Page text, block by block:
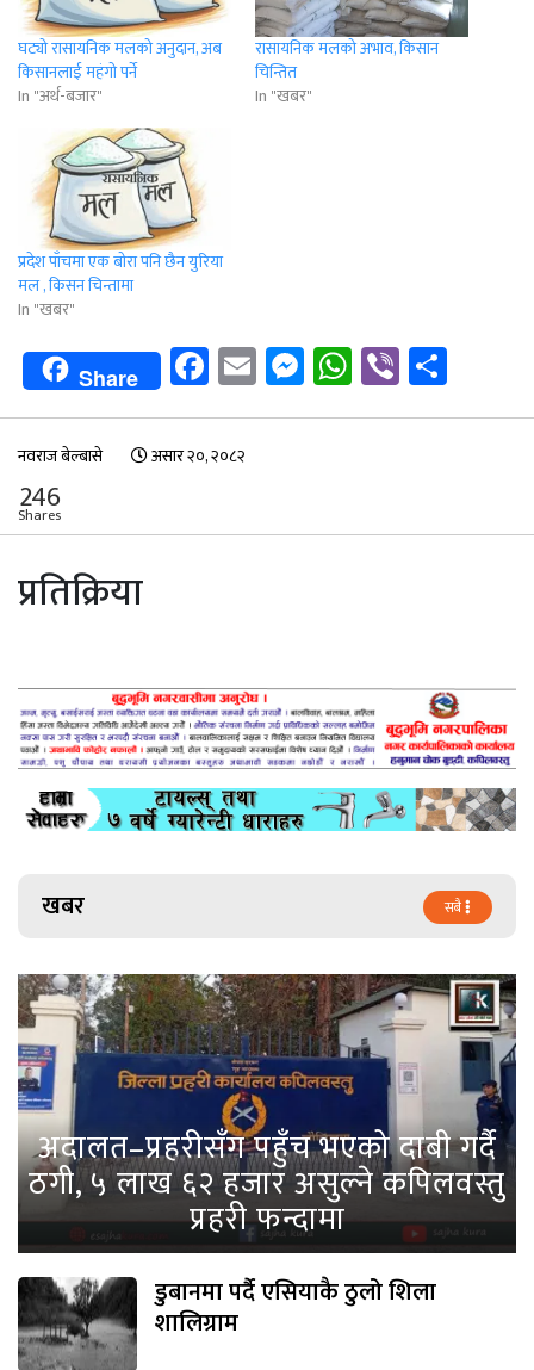
घट्यो रासायनिक मलको अनुदान, अब
किसानलाई महंगो पर्ने
In "अर्थ-बजार"
रासायनिक मलको अभाव, किसान
चिन्तित
In "खबर"
प्रदेश पाँचमा एक बोरा पनि छैन युरिया
मल , किसन चिन्तामा
In "खबर"
Share Facebook
EmailMessenger
WhatsApp
Viber
नवराज बेल्बासे असार २०, २०८२
246
Shares
प्रतिक्रिया
खबर सबै
अदालत–प्रहरीसँग पहुँच भएको दाबी गर्दै
ठगी, ५ लाख ६२ हजार असुल्ने कपिलवस्तु
प्रहरी फन्दामा
डुबानमा पर्दै एसियाकै ठुलो शिला
शालिग्राम